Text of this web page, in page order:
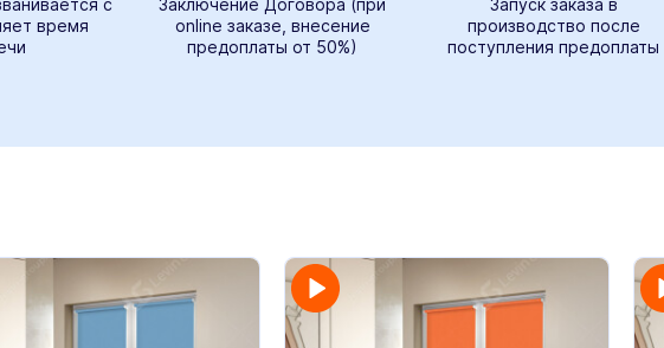
с
время
Заключение Договора (при
online заказе, внесение
предоплаты от 50%)
Запуск заказа в
производство после
поступления предоплаты